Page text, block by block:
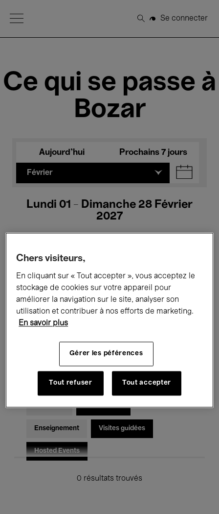
Open Menu
Rechercher
Se connecter
Ce qui se passe à
Bozar
Aujourd'hui Prochains 7 jours
Février
Lundi 01 - Dimanche 28 Février
2027
Tous les événements Concerts
Expositions Films Performances
Rencontres & Débats
Musique classique Global Music
Musique électronique
Pour tous Kids’ Palace
Enseignement Visites guidées
Hosted Events
0 résultats trouvés
Chers visiteurs,
En cliquant sur « Tout accepter », vous acceptez le
stockage de cookies sur votre appareil pour
améliorer la navigation sur le site, analyser son
utilisation et contribuer à nos efforts de marketing.
En savoir plus
Gérer les péférences
Tout refuser Tout accepter